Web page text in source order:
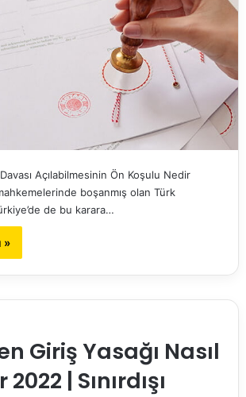
Açılabilmesinin Ön Koşulu Nedir
boşanmış olan Türk
de bu karara…
»
Giriş Yasağı Nasıl
2022 | Sınırdışı